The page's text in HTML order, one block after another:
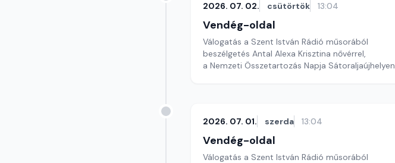
2026. 07. 02. csütörtök 13:04
Vendég-oldal
Válogatás a Szent István Rádió műsorából
beszélgetés Antal Alexa Krisztina nővérrel,
a Nemzeti Összetartozás Napja Sátoraljaújhelyen
2026. 07. 01. szerda 13:04
Vendég-oldal
Válogatás a Szent István Rádió műsorából